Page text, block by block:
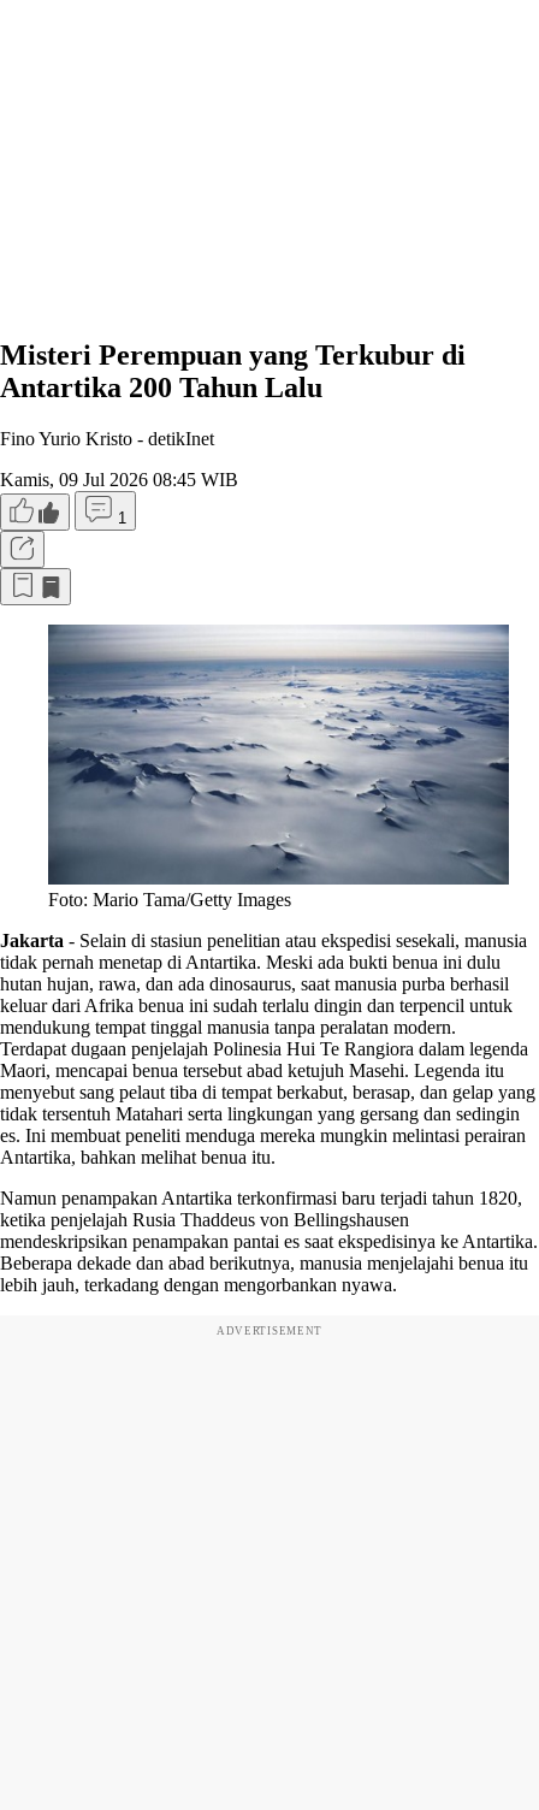
Misteri Perempuan yang Terkubur di
Antartika 200 Tahun Lalu
Fino Yurio Kristo - detikInet
Kamis, 09 Jul 2026 08:45 WIB
1
Foto: Mario Tama/Getty Images
Jakarta - Selain di stasiun penelitian atau ekspedisi sesekali, manusia
tidak pernah menetap di Antartika. Meski ada bukti benua ini dulu
hutan hujan, rawa, dan ada dinosaurus, saat manusia purba berhasil
keluar dari Afrika benua ini sudah terlalu dingin dan terpencil untuk
mendukung tempat tinggal manusia tanpa peralatan modern.
Terdapat dugaan penjelajah Polinesia Hui Te Rangiora dalam legenda
Maori, mencapai benua tersebut abad ketujuh Masehi. Legenda itu
menyebut sang pelaut tiba di tempat berkabut, berasap, dan gelap yang
tidak tersentuh Matahari serta lingkungan yang gersang dan sedingin
es. Ini membuat peneliti menduga mereka mungkin melintasi perairan
Antartika, bahkan melihat benua itu.
Namun penampakan Antartika terkonfirmasi baru terjadi tahun 1820,
ketika penjelajah Rusia Thaddeus von Bellingshausen
mendeskripsikan penampakan pantai es saat ekspedisinya ke Antartika.
Beberapa dekade dan abad berikutnya, manusia menjelajahi benua itu
lebih jauh, terkadang dengan mengorbankan nyawa.
ADVERTISEMENT